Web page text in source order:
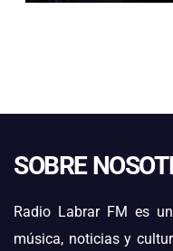
SOBRE
Radio Labrar FM es
música, noticias y